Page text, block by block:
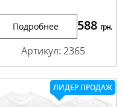
Подробнее 588 грн.
Артикул: 2365
ЛИДЕР ПРОДАЖ